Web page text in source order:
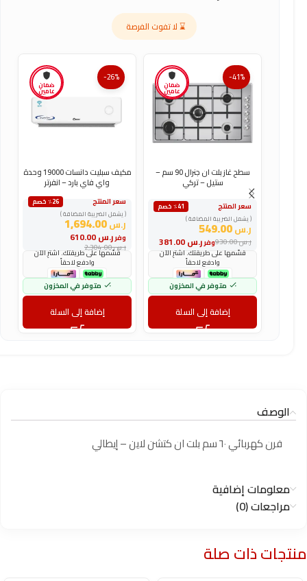
⌛ لا تفوت الفرصة
ضمان
عامين
-41%
سطح غاز بلت ان جنرال 90 سم –
ستيل – تركي
سعر المنتج
٪41 خصم
( يشمل الضريبة المضافة )
ر.س549.00
وفرر.س ر.س930.00
قسّمها على طريقتك. اشترِ الآن
وادفع لاحقاً
متوفر في المخزون
إضافة إلى السلة
ضمان
عامين
-26%
مكيف سبليت دانسات 19000 وحدة
واي فاي بارد – انفرتر
سعر المنتج
٪26 خصم
( يشمل الضريبة المضافة )
ر.س1,694.00
وفرر.س
ر.س2,304.00
قسّمها على طريقتك. اشترِ الآن
وادفع لاحقاً
متوفر في المخزون
إضافة إلى السلة
الوصف
فرن كهربائي ٦٠ سم بلت ان كتشن لاين – إيطالي
معلومات إضافية
مراجعات (0)
منتجات ذات صلة